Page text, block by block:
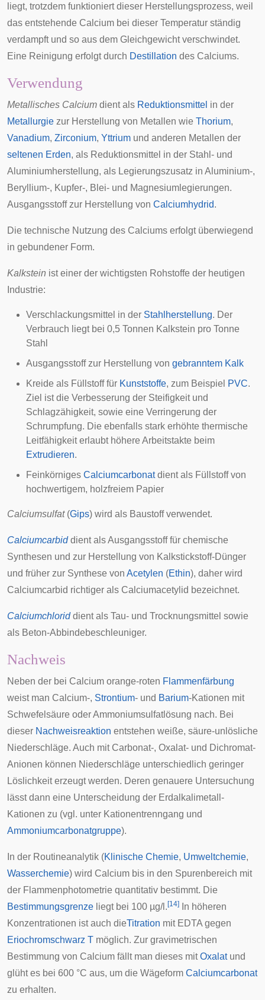
liegt, trotzdem funktioniert dieser Herstellungsprozess, weil
das entstehende Calcium bei dieser Temperatur ständig
verdampft und so aus dem Gleichgewicht verschwindet.
Eine Reinigung erfolgt durch Destillation des Calciums.
Verwendung
Metallisches Calcium dient als Reduktionsmittel in der
Metallurgie zur Herstellung von Metallen wie Thorium,
Vanadium, Zirconium, Yttrium und anderen Metallen der
seltenen Erden, als Reduktionsmittel in der Stahl- und
Aluminiumherstellung, als Legierungszusatz in Aluminium-,
Beryllium-, Kupfer-, Blei- und Magnesiumlegierungen.
Ausgangsstoff zur Herstellung von Calciumhydrid.
Die technische Nutzung des Calciums erfolgt überwiegend
in gebundener Form.
Kalkstein ist einer der wichtigsten Rohstoffe der heutigen
Industrie:
Verschlackungsmittel in der Stahlherstellung. Der
Verbrauch liegt bei 0,5 Tonnen Kalkstein pro Tonne
Stahl
Ausgangsstoff zur Herstellung von gebranntem Kalk
Kreide als Füllstoff für Kunststoffe, zum Beispiel PVC.
Ziel ist die Verbesserung der Steifigkeit und
Schlagzähigkeit, sowie eine Verringerung der
Schrumpfung. Die ebenfalls stark erhöhte thermische
Leitfähigkeit erlaubt höhere Arbeitstakte beim
Extrudieren.
Feinkörniges Calciumcarbonatdient als Füllstoff von
hochwertigem, holzfreiem Papier
Calciumsulfat(Gips) wird als Baustoff verwendet.
Calciumcarbiddient als Ausgangsstoff für chemische
Synthesen und zur Herstellung von Kalkstickstoff-Dünger
und früher zur Synthese von Acetylen (Ethin), daher wird
Calciumcarbid richtiger als Calciumacetylid bezeichnet.
Calciumchloriddient als Tau- und Trocknungsmittel sowie
als Beton-Abbindebeschleuniger.
Nachweis
Neben der bei Calcium orange-roten Flammenfärbung
weist man Calcium-, Strontium- und Barium-Kationen mit
Schwefelsäure oder Ammoniumsulfatlösung nach. Bei
dieser Nachweisreaktion entstehen weiße, säure-unlösliche
Niederschläge. Auch mit Carbonat-, Oxalat- und Dichromat-
Anionen können Niederschläge unterschiedlich geringer
Löslichkeit erzeugt werden. Deren genauere Untersuchung
lässt dann eine Unterscheidung der Erdalkalimetall-
Kationen zu (vgl. unter Kationentrenngang und
Ammoniumcarbonatgruppe).
In der Routineanalytik (Klinische Chemie, Umweltchemie,
Wasserchemie) wird Calcium bis in den Spurenbereich mit
der Flammenphotometrie quantitativ bestimmt. Die
Bestimmungsgrenze liegt bei 100 µg/l. [14]
In höheren
Konzentrationen ist auch dieTitration mit EDTA gegen
Eriochromschwarz T möglich. Zur gravimetrischen
Bestimmung von Calcium fällt man dieses mitOxalatund
glüht es bei 600 °C aus, um die Wägeform Calciumcarbonat
zu erhalten.